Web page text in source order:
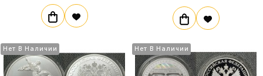
Нет В Наличии Нет В Наличии